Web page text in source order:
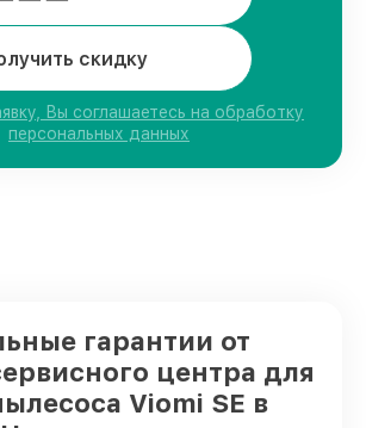
скидку
Вы соглашаетесь на обработку
персональных данных
гарантии от
центра для
Viomi SE в